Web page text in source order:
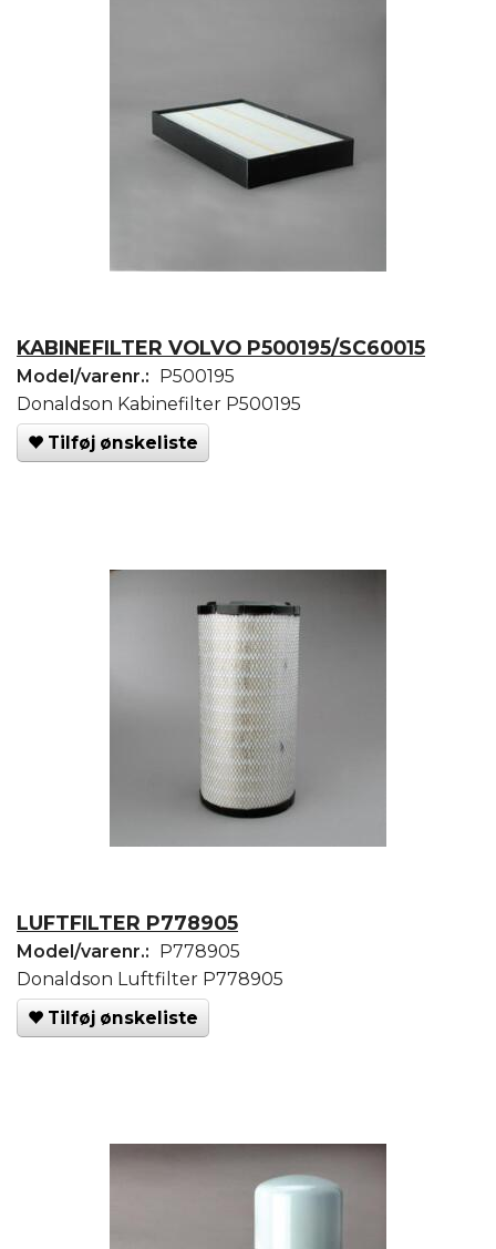
KABINEFILTER VOLVO P500195/SC60015
Model/varenr.:
P500195
Donaldson Kabinefilter P500195
Tilføj ønskeliste
LUFTFILTER P778905
Model/varenr.: P778905
Donaldson Luftfilter P778905
Tilføj ønskeliste